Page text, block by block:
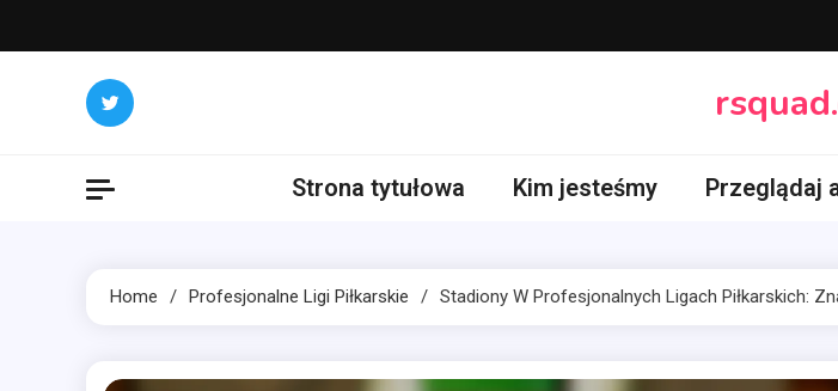
to
Strona tytułowa Kim jesteśmy Przeglądaj
Home Profesjonalne Ligi Piłkarskie Stadiony W Profesjonalnych Ligach Piłkarskich: